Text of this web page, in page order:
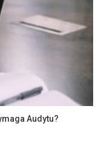
Audytu?